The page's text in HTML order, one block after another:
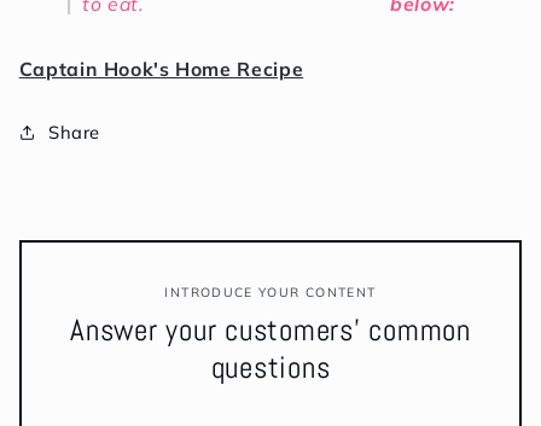
Captain Hook's Home Recipe
Share
INTRODUCE YOUR CONTENT
Answer your customers' common
questions